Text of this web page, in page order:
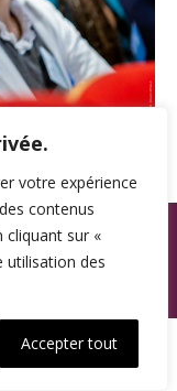
votre expérience
contenus
cliquant sur «
utilisation des
Accepter tout
réservés.